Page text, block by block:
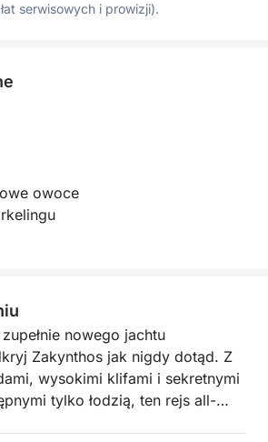
serwisowych i prowizji).
owoce
nowego jachtu
Zakynthos jak nigdy dotąd. Z
wysokimi klifami i sekretnymi
tylko łodzią, ten rejs all-
prywatny wypoczynek